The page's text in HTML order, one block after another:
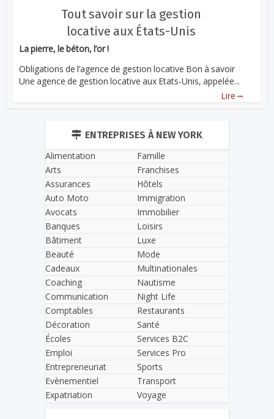
Tout savoir sur la gestion
locative aux États-Unis
La pierre, le béton, l’or !
Obligations de l’agence de gestion locative Bon à savoir
Une agence de gestion locative aux Etats-Unis, appelée...
Lire ...
ENTREPRISES À NEW YORK
Alimentation
Arts
Assurances
Auto Moto
Avocats
Banques
Bâtiment
Beauté
Cadeaux
Coaching
Communication
Comptables
Décoration
Écoles
Emploi
Entrepreneuriat
Evènementiel
Expatriation
Famille
Franchises
Hôtels
Immigration
Immobilier
Loisirs
Luxe
Mode
Multinationales
Nautisme
Night Life
Restaurants
Santé
Services B2C
Services Pro
Sports
Transport
Voyage